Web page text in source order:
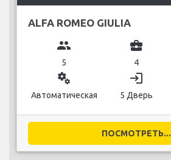
ALFA ROMEO GIULIA
group
5
business_center
4
miscellaneous_services
Автоматическая
login
5 Дверь
ПОСМОТРЕТЬ...